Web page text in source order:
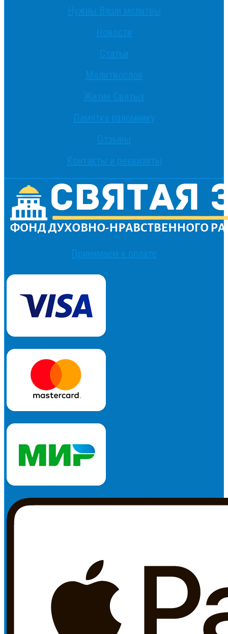
Нужны Ваши молитвы
Новости
Статьи
Молитвослов
Житие Святых
Памятка паломнику
Отзывы
Контакты и реквизиты
Принимаем к оплате